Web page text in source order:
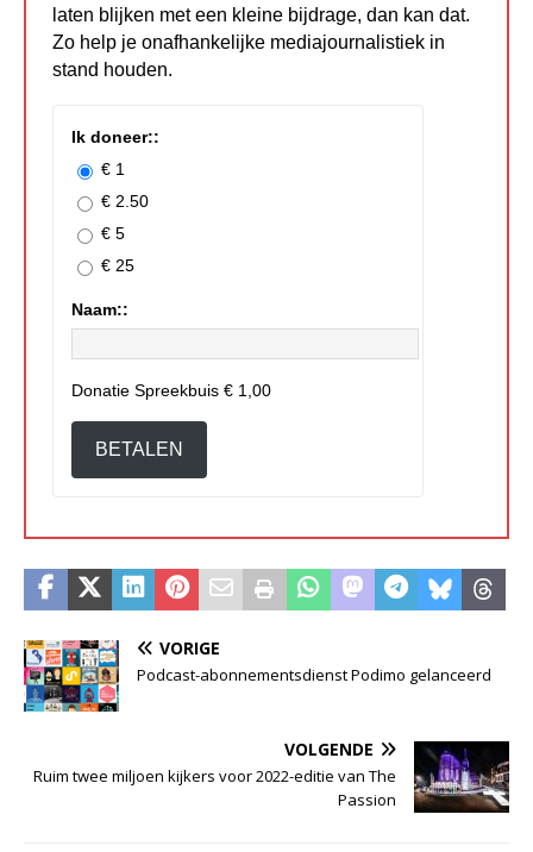
laten blijken met een kleine bijdrage, dan kan dat.
Zo help je onafhankelijke mediajournalistiek in
stand houden.
Ik doneer::
€ 1
€ 2.50
€ 5
€ 25
Naam::
Donatie Spreekbuis € 1,00
BETALEN
VORIGE
Podcast-abonnementsdienst Podimo gelanceerd
VOLGENDE
Ruim twee miljoen kijkers voor 2022-editie van The
Passion